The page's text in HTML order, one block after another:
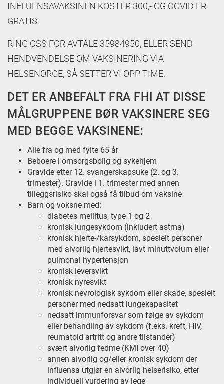
INFLUENSAVAKSINEN KOSTER 300,- OG COVID ER
GRATIS.
RING OSS FOR AVTALE 35984950, ELLER SEND
HENDVENDELSE OM VAKSINERING VIA
HELSENORGE, SÅ SETTER VI OPP TIME.
DET ER ANBEFALT FRA FHI AT DISSE
MÅLGRUPPENE BØR VAKSINERE SEG
MED BEGGE VAKSINENE:
Alle fra og med fylte 65 år
Beboere i omsorgsbolig og sykehjem
Gravide etter 12. svangerskapsuke (2. og 3.
trimester). Gravide i 1. trimester med annen
tilleggsrisiko skal også få tilbud om vaksine
Barn og voksne med:
diabetes mellitus, type 1 og 2
kronisk lungesykdom (inkludert astma)
kronisk hjerte-/karsykdom, spesielt personer
med alvorlig hjertesvikt, lavt minuttvolum eller
pulmonal hypertensjon
kronisk leversvikt
kronisk nyresvikt
kronisk nevrologisk sykdom eller skade, spesielt
personer med nedsatt lungekapasitet
nedsatt immunforsvar som følge av sykdom
eller behandling av sykdom (f.eks. kreft, HIV,
reumatoid artritt og andre tilstander)
svært alvorlig fedme (KMI over 40)
annen alvorlig og/eller kronisk sykdom der
influensa utgjør en alvorlig helserisiko, etter
individuell vurdering av lege